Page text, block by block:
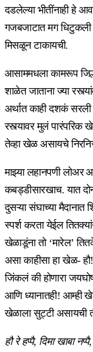
दडलेल्या भीतींनाही हे
गजबजाटात मग
मिसळून टाकायची.
आसाममधला कामरूप
शाळेत जाताना ज्या
अर्थात काही दशकं
रस्त्यावर मुलं पारंपरिक
तेव्हा खेळ असायचे
माझ्या लहानपणी लोअर
कबड्डीसारखाच. यात
दुसऱ्या संघाच्या मैदानात
स्पर्श करता येईल
खेळाडूंना तो ‘मारेल’
असा काहीसा हा खेळ-
जिंकलं की होणारा
आणि ध्यानातही! आम्ही
खेळाला सुट्टी असायची
हौ रे हप्पै, दिमा खाबा